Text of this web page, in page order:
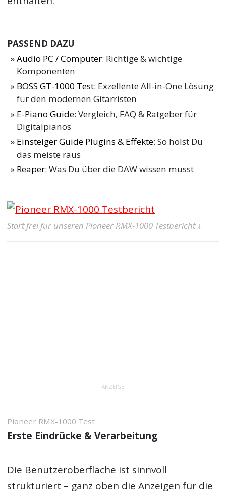
PASSEND DAZU
Audio PC / Computer: Richtige & wichtige
Komponenten
BOSS GT-1000 Test: Exzellente All-in-One Lösung
für den modernen Gitarristen
E-Piano Guide: Vergleich, FAQ & Ratgeber für
Digitalpianos
Einsteiger Guide Plugins & Effekte: So holst Du
das meiste raus
Reaper: Was Du über die DAW wissen musst
Start frei für unseren Pioneer RMX-1000 Testbericht ↓
ANZEIGE
Pioneer RMX-1000 Test
Erste Eindrücke & Verarbeitung
Die Benutzeroberfläche ist sinnvoll
strukturiert – ganz oben die Anzeigen für die